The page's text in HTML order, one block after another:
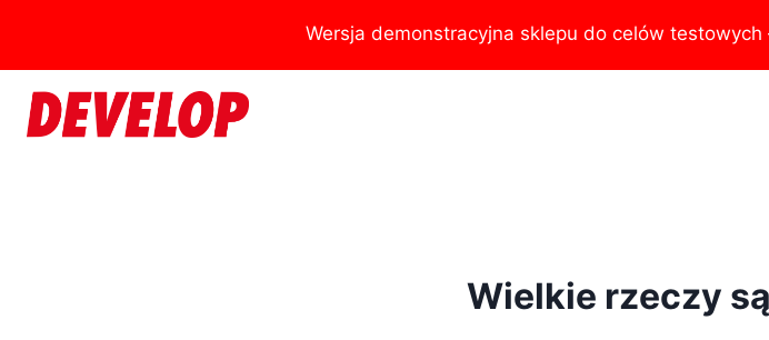
treści
Wersja demonstracyjna sklepu do celów
Wielkie rzeczy